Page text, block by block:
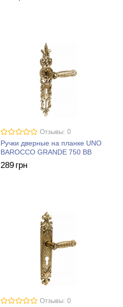
Отзывы: 0
Ручки дверные на планке UNO
BAROCCO GRANDE 750 BB
289 грн
Отзывы: 0